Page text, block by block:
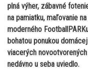
plná výher, zábavné
na pamiatku, maľovanie
moderného
bohatou ponukou
viacerých
nedávno u seba uviedlo.